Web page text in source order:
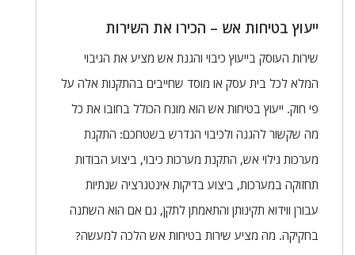
ייעוץ בטיחות אש – הכירו את השירות
שירות העוסק בייעוץ כיבוי והגנת אש מציע את הגיבוי
המלא לכל בית עסק או מוסד שחייבים בהתקנות אלה על
פי חוק. ייעוץ בטיחות אש הוא מונח הכולל בחובו את כל
מה שקשור להגנה ולכיבוי הנדרש בשטחכם: התקנת
מערכות גילוי אש, התקנת מערכות כיבוי, ביצוע הבודות
תחזוקה במערכות, ביצוע בדיקות אינטגרציה שנתיות
עבורן ווידוא תקינותן והתאמתן לתקן, גם אם הוא השתנה
בחקיקה. מה מציע שירות בטיחות אש הלכה למעשה?